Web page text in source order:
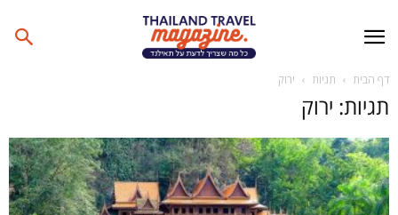
דף הבית תגיות ירוק
תגיות: ירוק